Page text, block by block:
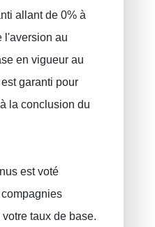
allant de 0% à
l'aversion au
en vigueur au
garanti pour
la conclusion du
est voté
taux de base.